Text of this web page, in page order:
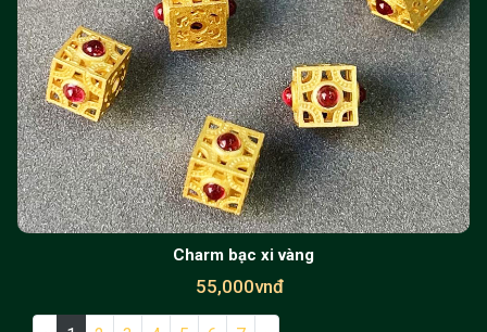
Charm bạc xi vàng
55,000vnđ